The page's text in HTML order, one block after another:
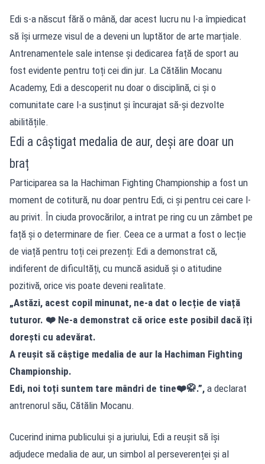
Edi s-a născut fără o mână, dar acest lucru nu l-a împiedicat
să își urmeze visul de a deveni un luptător de arte marțiale.
Antrenamentele sale intense și dedicarea față de sport au
fost evidente pentru toți cei din jur. La Cătălin Mocanu
Academy, Edi a descoperit nu doar o disciplină, ci și o
comunitate care l-a susținut și încurajat să-și dezvolte
abilitățile.
Edi a câștigat medalia de aur, deși are doar un
braț
Participarea sa la Hachiman Fighting Championship a fost un
moment de cotitură, nu doar pentru Edi, ci și pentru cei care l-
au privit. În ciuda provocărilor, a intrat pe ring cu un zâmbet pe
față și o determinare de fier. Ceea ce a urmat a fost o lecție
de viață pentru toți cei prezenți: Edi a demonstrat că,
indiferent de dificultăți, cu muncă asiduă și o atitudine
pozitivă, orice vis poate deveni realitate.
„Astăzi, acest copil minunat, ne-a dat o lecție de viață
tuturor. ❤️ Ne-a demonstrat că orice este posibil dacă îți
dorești cu adevărat.
A reușit să câștige medalia de aur la Hachiman Fighting
Championship.
Edi, noi toți suntem tare mândri de tine❤️🥋.”, a declarat
antrenorul său, Cătălin Mocanu.
Cucerind inima publicului și a juriului, Edi a reușit să își
adjudece medalia de aur, un simbol al perseverenței și al